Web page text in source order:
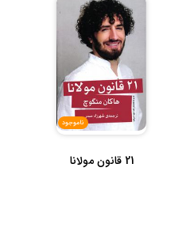
ناموجود
21 قانون مولانا